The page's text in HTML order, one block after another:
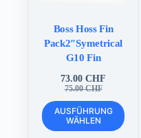
Boss Hoss Fin
Pack2″Symetrical
G10 Fin
75.00CHF
Ursprünglicher
Preis
war:
75.00 CHF
73.00CHF
Aktueller
Preis
ist:
73.00 CHF.
AUSFÜHRUNG
WÄHLEN
Dieses
Produkt
weist